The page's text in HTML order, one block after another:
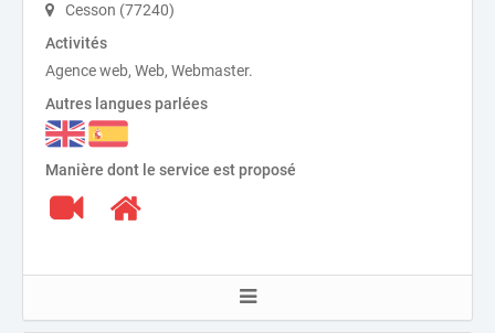
Cesson (77240)
Activités
Agence web, Web, Webmaster.
Autres langues parlées
Manière dont le service est proposé